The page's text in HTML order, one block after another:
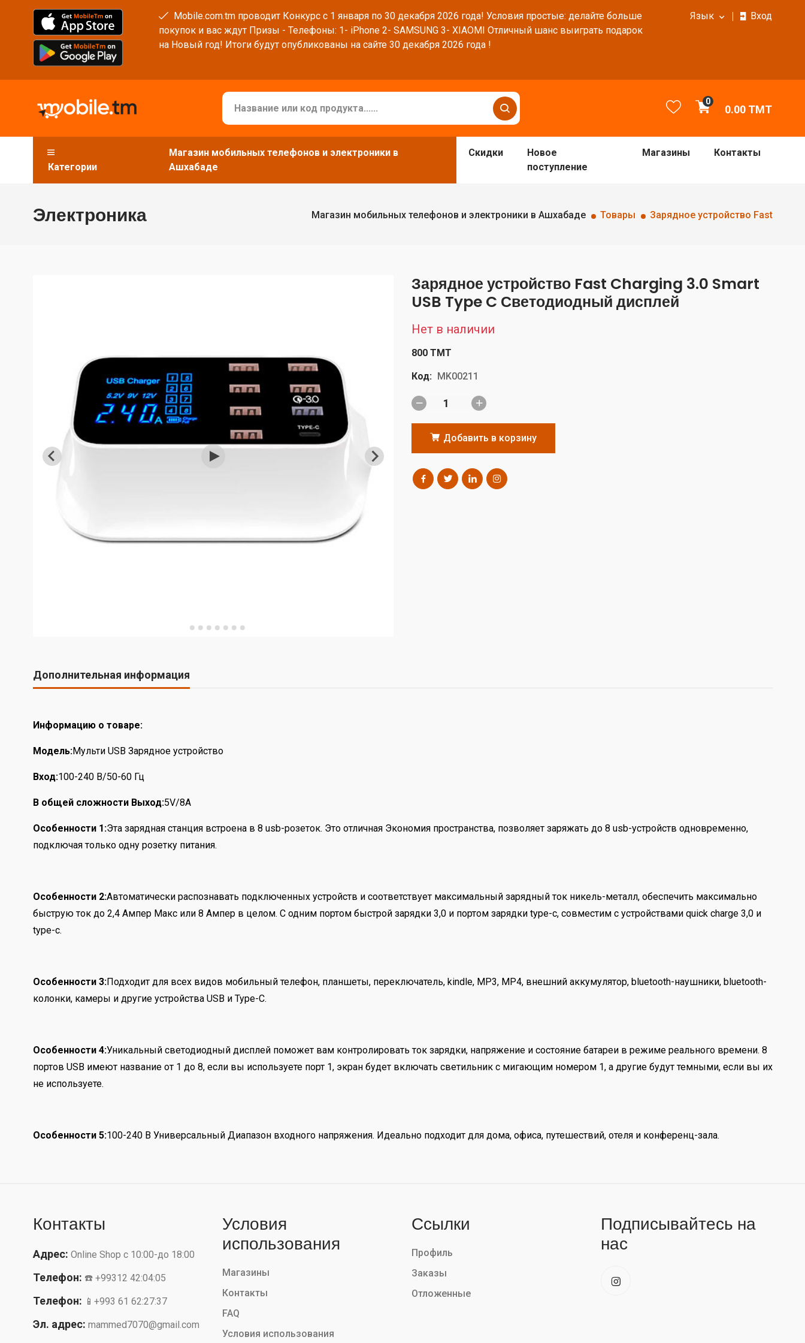
Mobile.com.tm проводит Конкурс с 1 января по 30 декабря 2026 года! Условия простые: делайте больше
покупок и вас ждут Призы - Телефоны: 1- iPhone 2- SAMSUNG 3- XIAOMI Отличный шанс выиграть подарок
на Новый год! Итоги будут опубликованы на сайте 30 декабря 2026 года !
Язык Вход
0
0.00 TMT
Категории
Магазин мобильных телефонов и электроники в
Ашхабаде
Скидки
Новое
поступление
Магазины Контакты
Электроника Магазин мобильных телефонов и электроники в Ашхабаде Товары Зарядное устройство Fast
Зарядное устройство Fast Charging 3.0 Smart
USB Type C Светодиодный дисплей
Нет в наличии
800 TMT
Код: MK00211
Добавить в корзину
Дополнительная информация
Информацию о товаре:
Модель:Мульти USB Зарядное устройство
Вход:100-240 В/50-60 Гц
В общей сложности Выход:5V/8A
Особенности 1:Эта зарядная станция встроена в 8 usb-розеток. Это отличная Экономия пространства, позволяет заряжать до 8 usb-устройств одновременно,
подключая только одну розетку питания.
Особенности 2:Автоматически распознавать подключенных устройств и соответствует максимальный зарядный ток никель-металл, обеспечить максимально
быструю ток до 2,4 Ампер Макс или 8 Ампер в целом. С одним портом быстрой зарядки 3,0 и портом зарядки type-c, совместим с устройствами quick charge 3,0 и
type-c.
Особенности 3:Подходит для всех видов мобильный телефон, планшеты, переключатель, kindle, MP3, MP4, внешний аккумулятор, bluetooth-наушники, bluetooth-
колонки, камеры и другие устройства USB и Type-C.
Особенности 4:Уникальный светодиодный дисплей поможет вам контролировать ток зарядки, напряжение и состояние батареи в режиме реального времени. 8
портов USB имеют название от 1 до 8, если вы используете порт 1, экран будет включать светильник с мигающим номером 1, а другие будут темными, если вы их
не используете.
Особенности 5:100-240 В Универсальный Диапазон входного напряжения. Идеально подходит для дома, офиса, путешествий, отеля и конференц-зала.
Контакты
Адрес: Online Shop с 10:00-до 18:00
Телефон: ☎️ +99312 42:04:05
Телефон: 📱+993 61 62:27:37
Эл. адрес: mammed7070@gmail.com
Условия
использования
Магазины
Контакты
FAQ
Условия использования
Ссылки
Профиль
Заказы
Отложенные
Подписывайтесь на
нас